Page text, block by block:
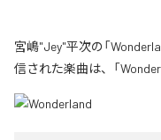
宮嶋"Jey"平次の「
信された楽曲は、「